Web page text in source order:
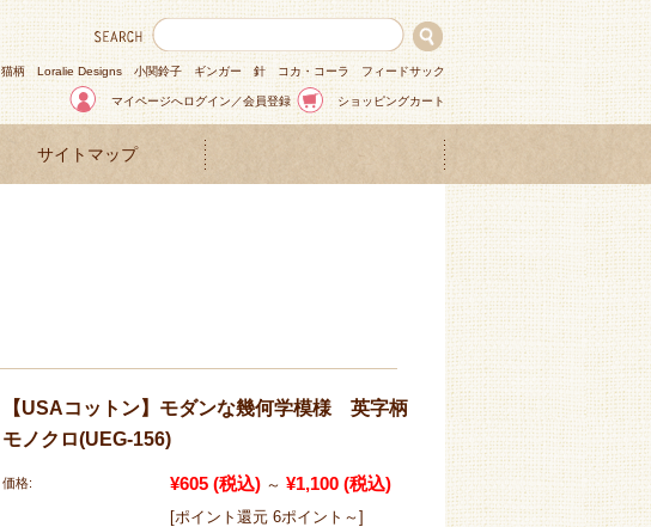
猫柄 Loralie Designs 小関鈴子 ギンガー 針 コカ・コーラ フィードサック
マイページへログイン／会員登録 ショッピングカート
サイトマップ
【USAコットン】モダンな幾何学模様 英字柄
モノクロ(UEG-156)
価格: ¥605 (税込) ～ ¥1,100 (税込)
[ポイント還元 6ポイント～]